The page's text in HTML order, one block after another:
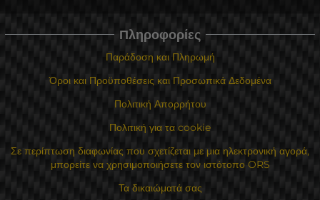
Πληροφορίες
Παράδοση και Πληρωμή
Όροι και Προϋποθέσεις και Προσωπικά Δεδομένα
Πολιτική Απορρήτου
Πολιτική για τα cookie
Σε περίπτωση διαφωνίας που σχετίζεται με μια ηλεκτρονική αγορά,
μπορείτε να χρησιμοποιήσετε τον ιστότοπο ORS
Τα δικαιώματά σας